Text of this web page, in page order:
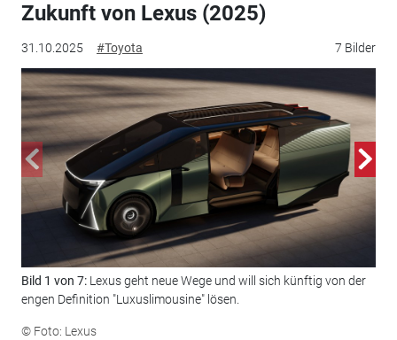
31.10.2025 #Toyota 7 Bilder
Zukunft von Lexus (2025)
Bild 1 von 7: Lexus geht neue Wege und will sich künftig von der
engen Definition "Luxuslimousine" lösen.
© Foto: Lexus